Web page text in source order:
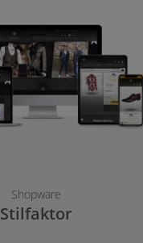
Shopware
Stilfaktor